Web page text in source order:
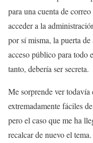
para una cuenta de
acceder a la
por sí misma, la puerta
acceso público para todo
tanto, debería ser secreta.
Me sorprende ver todavía
extremadamente fáciles
pero el caso que me ha
recalcar de nuevo el